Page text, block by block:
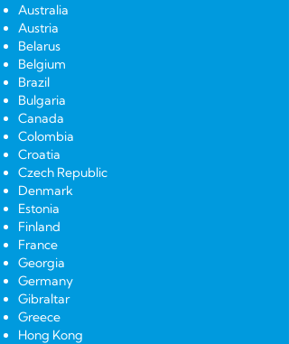
Australia
Austria
Belarus
Belgium
Brazil
Bulgaria
Canada
Colombia
Croatia
Czech Republic
Denmark
Estonia
Finland
France
Georgia
Germany
Gibraltar
Greece
Hong Kong